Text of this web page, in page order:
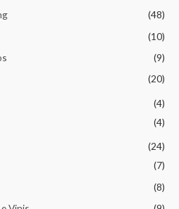
(48)
(10)
(9)
(20)
(4)
(4)
(24)
(7)
(8)